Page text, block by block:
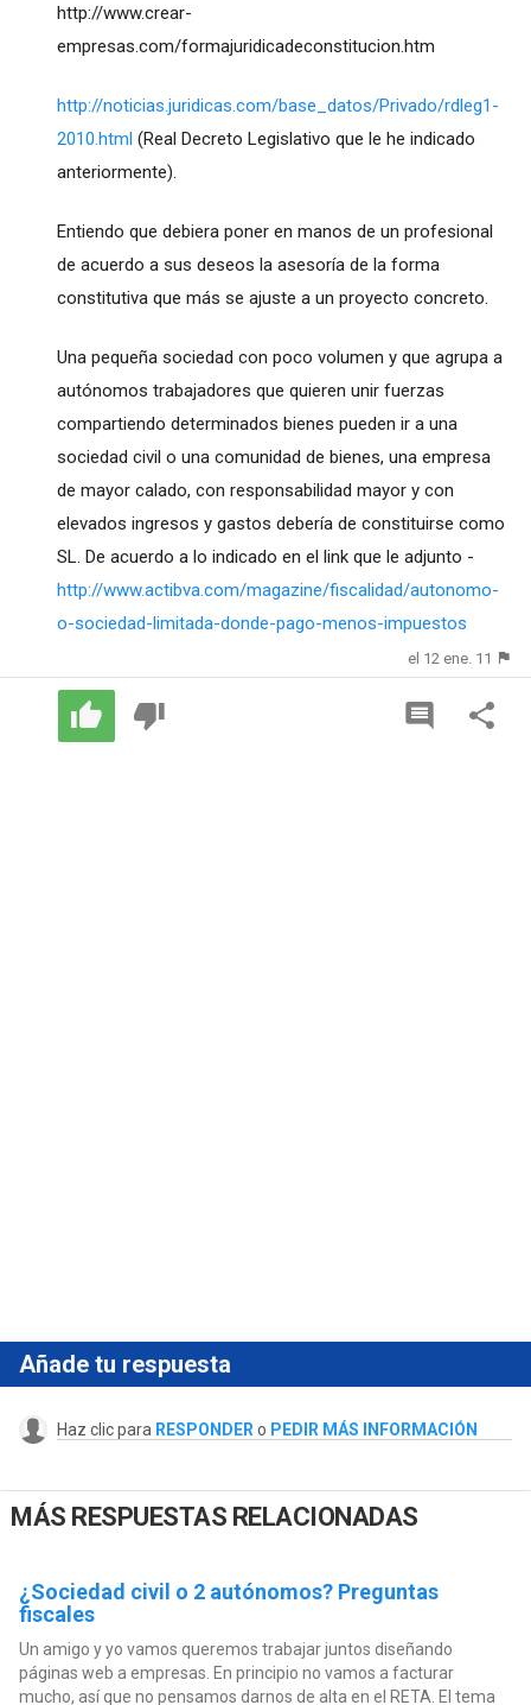
http://www.crear-
empresas.com/formajuridicadeconstitucion.htm
http://noticias.juridicas.com/base_datos/Privado/rdleg1-
2010.html (Real Decreto Legislativo que le he indicado
anteriormente).
Entiendo que debiera poner en manos de un profesional
de acuerdo a sus deseos la asesoría de la forma
constitutiva que más se ajuste a un proyecto concreto.
Una pequeña sociedad con poco volumen y que agrupa a
autónomos trabajadores que quieren unir fuerzas
compartiendo determinados bienes pueden ir a una
sociedad civil o una comunidad de bienes, una empresa
de mayor calado, con responsabilidad mayor y con
elevados ingresos y gastos debería de constituirse como
SL. De acuerdo a lo indicado en el link que le adjunto -
http://www.actibva.com/magazine/fiscalidad/autonomo-
o-sociedad-limitada-donde-pago-menos-impuestos
el 12 ene. 11
Añade tu respuesta
Haz clic para RESPONDER o PEDIR MÁS INFORMACIÓN
MÁS RESPUESTAS RELACIONADAS
¿Sociedad civil o 2 autónomos? Preguntas
fiscales
Un amigo y yo vamos queremos trabajar juntos diseñando
páginas web a empresas. En principio no vamos a facturar
mucho, así que no pensamos darnos de alta en el RETA. El tema